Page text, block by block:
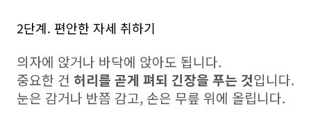
2단계. 편안한 자세 취하기
의자에 앉거나 바닥에 앉아도 됩니다.
중요한 건 허리를 곧게 펴되 긴장을 푸는 것입니다.
눈은 감거나 반쯤 감고, 손은 무릎 위에 올립니다.